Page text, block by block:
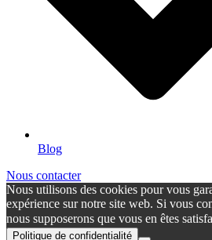
Blog
Nous contacter
Nous utilisons des cookies pour vous
expérience sur notre site web. Si vous
nous supposerons que vous en êtes
Politique de confidentialité